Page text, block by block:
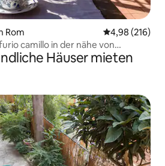
Rom
4,98 (216)
camillo in der nähe von
Häuser mieten